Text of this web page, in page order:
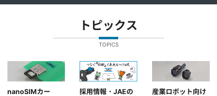
トピックス
TOPICS
nanoSIMカー
採用情報・JAEの
産業ロボット向け